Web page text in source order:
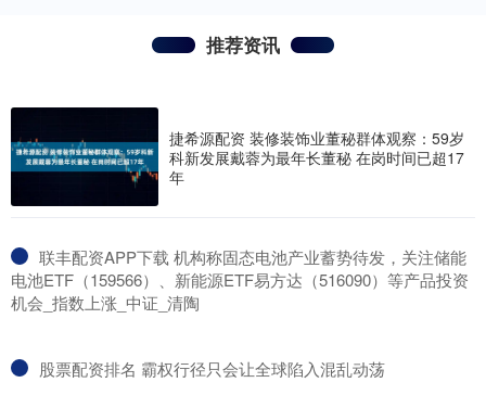
推荐资讯
捷希源配资 装修装饰业董秘群体观察：59岁
科新发展戴蓉为最年长董秘 在岗时间已超17
年
​联丰配资APP下载 机构称固态电池产业蓄势待发，关注储能
电池ETF（159566）、新能源ETF易方达（516090）等产品投资
机会_指数上涨_中证_清陶
​股票配资排名 霸权行径只会让全球陷入混乱动荡